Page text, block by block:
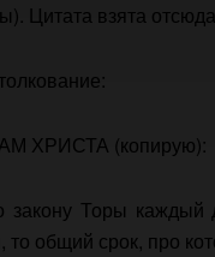
Цитата взята
ХРИСТА (копирую):
закону Торы
то общий срок, про